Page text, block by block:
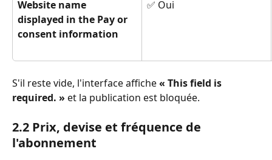
Website name
displayed in the Pay or
consent information
✅ Oui
S'il reste vide, l'interface affiche « This field is
required. » et la publication est bloquée.
2.2 Prix, devise et fréquence de
l'abonnement